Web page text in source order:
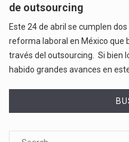
de outsourcing
Este 24 de abril se cumplen
reforma laboral en México que
través del outsourcing. Si bien
habido grandes avances en